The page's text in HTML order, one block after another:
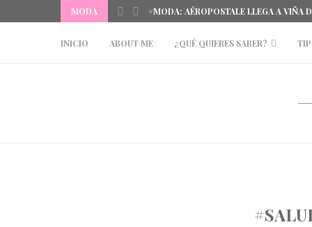
MODA #MODA: AÉROPOSTALE LLEGA A VIÑA
INICIO ABOUT ME ¿QUÉ QUIERES SABER?